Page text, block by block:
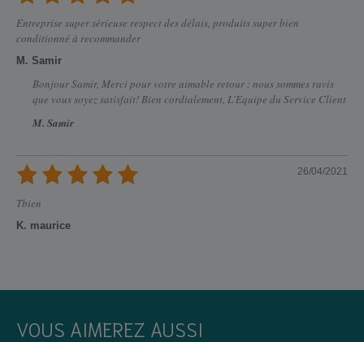
Entreprise super sérieuse respect des délais, produits super bien
conditionné à recommander
M. Samir
Bonjour Samir, Merci pour votre aimable retour : nous sommes ravis
que vous soyez satisfait! Bien cordialement, L'Equipe du Service Client
M. Samir
26/04/2021
Tbien
K. maurice
VOUS AIMEREZ AUSSI